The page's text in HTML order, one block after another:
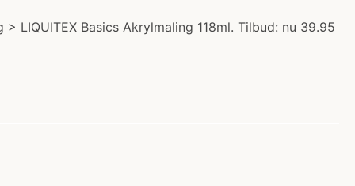
LIQUITEX Basics Akrylmaling 118ml. Tilbud: nu 39.95